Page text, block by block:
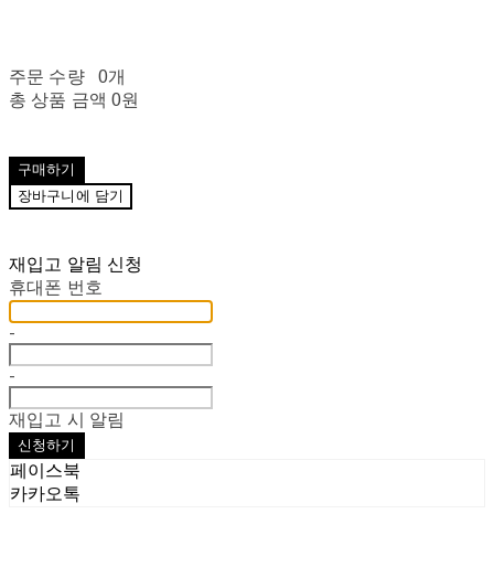
주문 수량
0개
총 상품 금액 0원
구매하기
장바구니에 담기
재입고 알림 신청
휴대폰 번호
-
-
재입고 시 알림
신청하기
페이스북
카카오톡